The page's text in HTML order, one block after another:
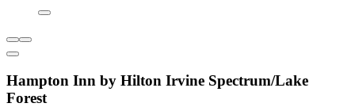
Hampton Inn by Hilton Irvine Spectrum/Lake
Forest